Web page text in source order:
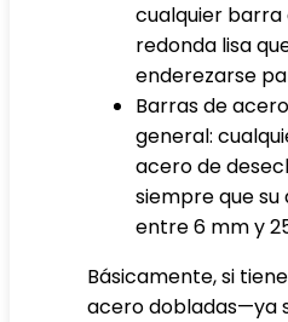
cualquier
redonda lisa
enderezarse
Barras de
general:
acero de
siempre que
entre 6 mm y
Básicamente, si
acero dobladas—ya